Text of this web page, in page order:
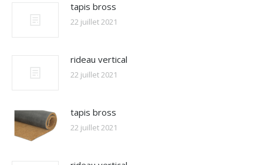
tapis bross
22 juillet 2021
rideau vertical
22 juillet 2021
tapis bross
22 juillet 2021